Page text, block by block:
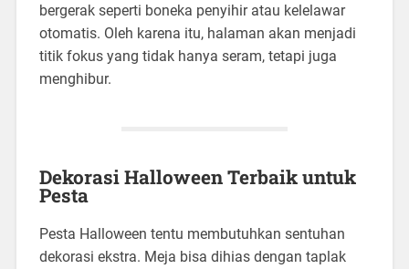
bergerak seperti boneka penyihir atau kelelawar
otomatis. Oleh karena itu, halaman akan menjadi
titik fokus yang tidak hanya seram, tetapi juga
menghibur.
Dekorasi Halloween Terbaik untuk
Pesta
Pesta Halloween tentu membutuhkan sentuhan
dekorasi ekstra. Meja bisa dihias dengan taplak